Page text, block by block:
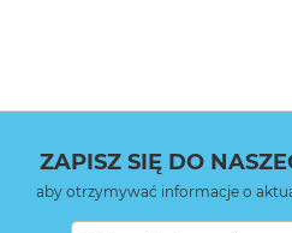
ZAPISZ SIĘ DO
aby otrzymywać informacje o